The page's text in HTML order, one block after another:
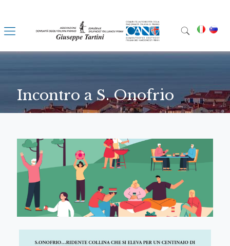
Incontro a S. Onofrio